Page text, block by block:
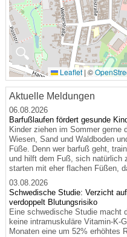
🔍
Leaflet | ©
Aktuelle Meldungen
06.08.2026
Barfußlaufen fördert gesunde
Kinder ziehen im Sommer gerne
Wiesen, Sand und Waldboden
Füße. Denn wer barfuß geht,
und hilft dem Fuß, sich natürlich
starten mit eher flachen Füßen,
03.08.2026
Schwedische Studie: Verzicht
verdoppelt Blutungsrisiko
Eine schwedische Studie macht
keine intramuskuläre Vitamin-K-
Monaten eine um 52% erhöhtes